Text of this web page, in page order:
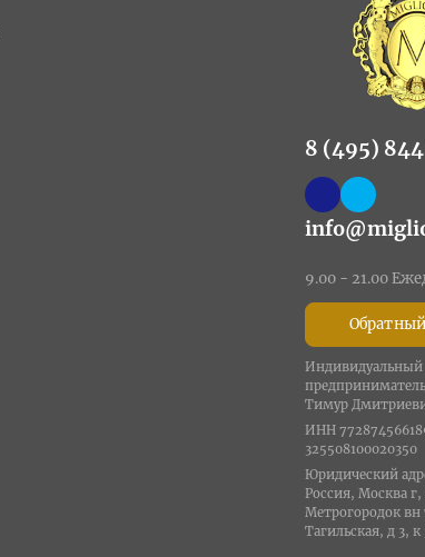
8 (495)
9.00 - 21.00
Индивидуальный
Тимур
ИНН
325508100020350
Юридический
Россия, Москва
Метрогородок вн
Тагильская, д 3, к